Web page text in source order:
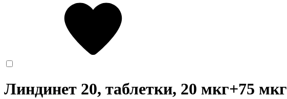
Линдинет 20, таблетки, 20 мкг+75 мкг